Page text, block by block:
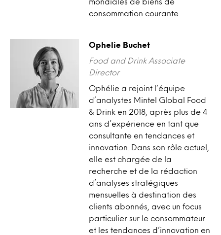
consommation courante.
Ophelie Buchet
Food and Drink Associate
Director
Ophélie a rejoint l’équipe
d’analystes Mintel Global Food
& Drink en 2018, après plus de 4
ans d’expérience en tant que
consultante en tendances et
innovation. Dans son rôle actuel,
elle est chargée de la
recherche et de la rédaction
d’analyses stratégiques
mensuelles à destination des
clients abonnés, avec un focus
particulier sur le consommateur
et les tendances d’innovation en